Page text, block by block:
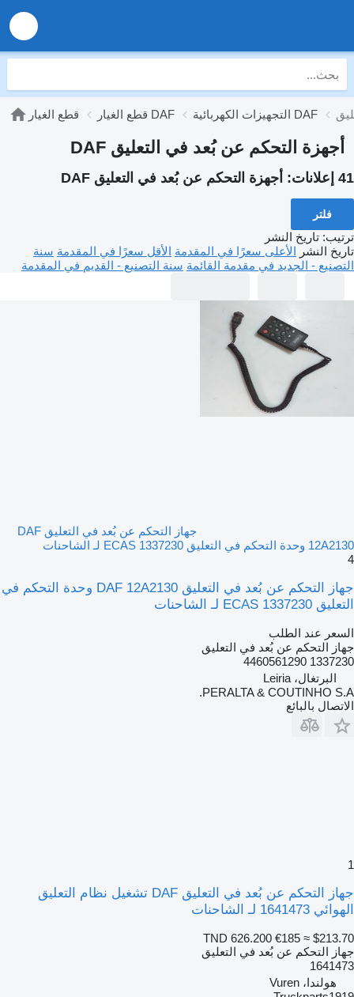
قطع الغيار قطع الغيار DAF التجهيزات الكهربائية DAF
أجهزة التحكم عن بُعد في التعليق DAF
41 إعلانات: أجهزة التحكم عن بُعد في التعليق DAF
فلتر
ترتيب: تاريخ النشر
تاريخ النشر الأعلى سعرًا في المقدمة الأقل سعرًا في المقدمة سنة
التصنيع - الجديد في مقدمة القائمة سنة التصنيع - القديم في المقدمة
جهاز التحكم عن بُعد في التعليق DAF
12A2130 وحدة التحكم في التعليق ECAS 1337230 لـ الشاحنات
4
جهاز التحكم عن بُعد في التعليق DAF 12A2130 وحدة التحكم في
التعليق ECAS 1337230 لـ الشاحنات
السعر عند الطلب
جهاز التحكم عن بُعد في التعليق
1337230 4460561290
البرتغال، Leiria
PERALTA & COUTINHO S.A.
الاتصال بالبائع
1
جهاز التحكم عن بُعد في التعليق DAF تشغيل نظام التعليق
الهوائي 1641473 لـ الشاحنات
TND 626.200 €185 ≈ $213.70
جهاز التحكم عن بُعد في التعليق
1641473
هولندا، Vuren